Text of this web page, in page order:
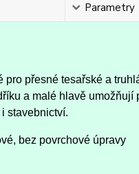
Parametry
přesné tesařské a
a malé hlavě
stavebnictví.
bez povrchové úpravy